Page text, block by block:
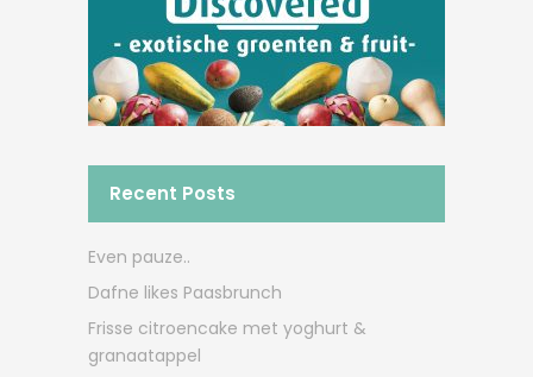
Recent Posts
Even pauze..
Dafne likes Paasbrunch
Frisse citroencake met yoghurt &
granaatappel